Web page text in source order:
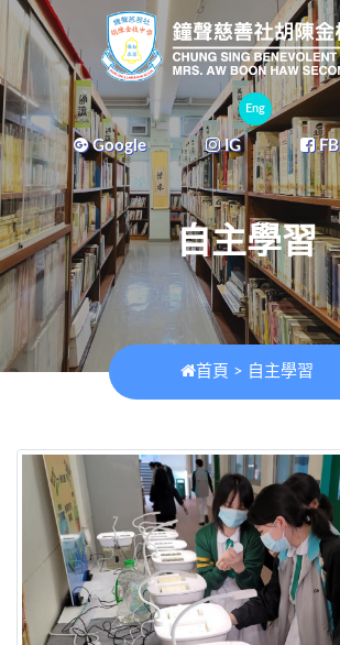
Eng
Google IG FB
自主學習
首頁 > 自主學習